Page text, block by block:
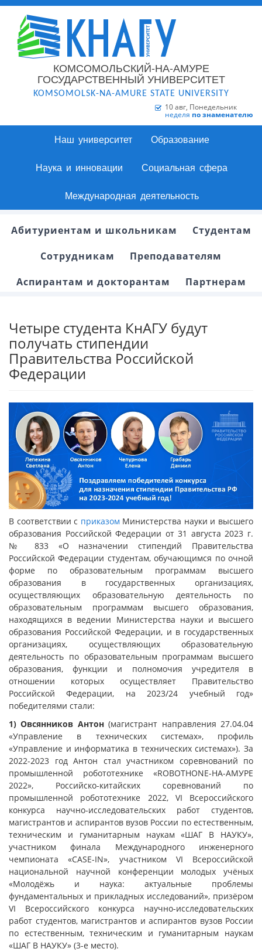
КОМСОМОЛЬСКИЙ-НА-АМУРЕ
ГОСУДАРСТВЕННЫЙ УНИВЕРСИТЕТ
KOMSOMOLSK-NA-AMURE STATE UNIVERSITY
10 авг, Понедельник
неделя по знаменателю
Наш университет Образование
Наука и инновации Социальная сфера
Международная деятельность
Абитуриентам и школьникам
Студентам
Сотрудникам
Преподавателям
Аспирантам и докторантам
Партнерам
Четыре студента КнАГУ будут
получать стипендии
Правительства Российской
Федерации
В соответствии с приказом Министерства науки и высшего
образования Российской Федерации от 31 августа 2023 г.
№ 833 «О назначении стипендий Правительства
Российской Федерации студентам, обучающимся по очной
форме по образовательным программам высшего
образования в государственных организациях,
осуществляющих образовательную деятельность по
образовательным программам высшего образования,
находящихся в ведении Министерства науки и высшего
образования Российской Федерации, и в государственных
организациях, осуществляющих образовательную
деятельность по образовательным программам высшего
образования, функции и полномочия учредителя в
отношении которых осуществляет Правительство
Российской Федерации, на 2023/24 учебный год»
победителями стали:
1) Овсянников Антон(магистрант направления 27.04.04
«Управление в технических системах», профиль
«Управление и информатика в технических системах»). За
2022-2023 год Антон стал участником соревнований по
промышленной робототехнике «ROBOTHONE-НА-АМУРЕ
2022», Российско-китайских соревнований по
промышленной робототехнике 2022, VI Всероссийского
конкурса научно-исследовательских работ студентов,
магистрантов и аспирантов вузов России по естественным,
техническим и гуманитарным наукам «ШАГ В НАУКУ»,
участником финала Международного инженерного
чемпионата «CASE-IN», участником VI Всероссийской
национальной научной конференции молодых учёных
«Молодёжь и наука: актуальные проблемы
фундаментальных и прикладных исследований», призёром
VI Всероссийского конкурса научно-исследовательских
работ студентов, магистрантов и аспирантов вузов России
по естественным, техническим и гуманитарным наукам
«ШАГ В НАУКУ» (3-е место).